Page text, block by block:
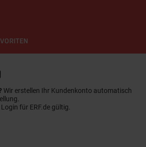
Wir erstellen Ihr Kundenkonto automatisch
für ERF.de gültig.